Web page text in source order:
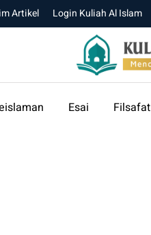
Artikel Login Kuliah Al Islam
Esai Filsafat